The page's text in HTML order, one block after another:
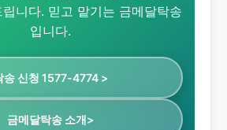
니다. 믿고 맡기는 금메달탁송
입니다.
송 신청 1577-4774 >
금메달탁송 소개>